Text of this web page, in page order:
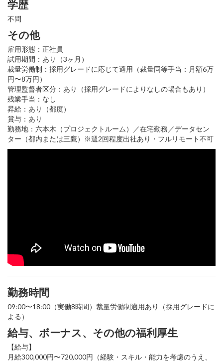
学歴
不問
その他
雇用形態：正社員
試用期間：あり（3ヶ月）
裁量労働制：採用グレードに応じて適用（裁量同等手当：月額6万
円〜8万円）
管理監督者区分：あり（採用グレードによりなしの場合もあり）
残業手当：なし
昇給：あり（都度）
賞与：あり
勤務地：六本木（プロジェクトルーム）／在宅勤務／データセン
ター（都内または三鷹）※週2回程度出社あり・フルリモート不可
勤務時間
09:00〜18:00（実働8時間）裁量労働制適用あり（採用グレードに
よる）
給与、ボーナス、その他の福利厚生
【給与】
月給300,000円〜720,000円（経験・スキル・能力を考慮のうえ、